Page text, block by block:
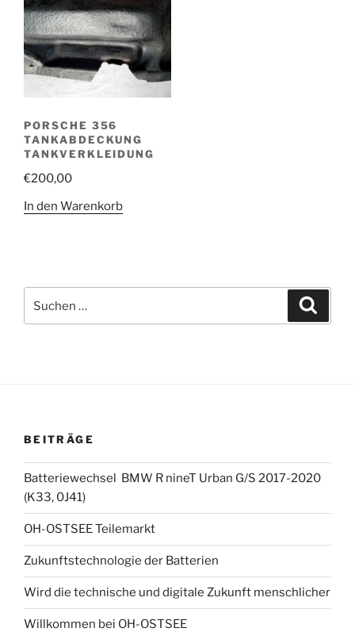
PORSCHE 356
TANKABDECKUNG
TANKVERKLEIDUNG
€200,00
In den Warenkorb
nach:
BEITRÄGE
Batteriewechsel BMW R nineT Urban G/S 2017-2020
(K33, 0J41)
OH-OSTSEE Teilemarkt
Zukunftstechnologie der Batterien
Wird die technische und digitale Zukunft menschlicher
Willkommen bei OH-OSTSEE